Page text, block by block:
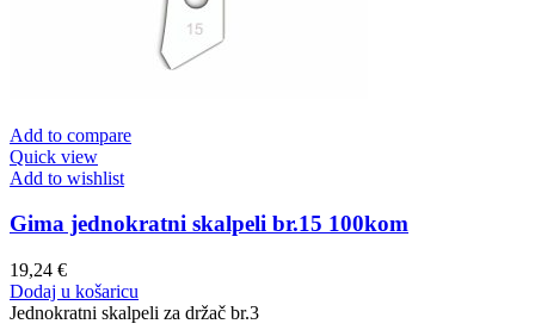
Add to compare
Quick view
Add to wishlist
Gima jednokratni skalpeli br.15 100kom
19,24 €
Dodaj u košaricu
Jednokratni skalpeli za držač br.3